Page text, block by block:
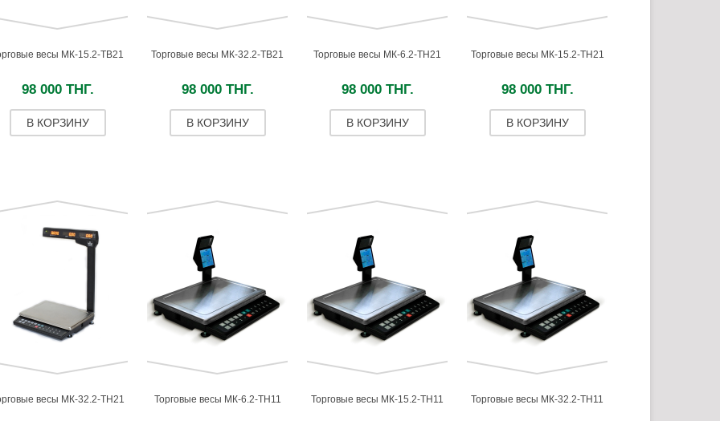
весы МК-15.2-ТВ21
98 000 ТНГ.
В КОРЗИНУ
Торговые весы МК-32.2-ТВ21
98 000 ТНГ.
В КОРЗИНУ
Торговые весы МК-6.2-ТН21
98 000 ТНГ.
В КОРЗИНУ
Торговые весы МК-15.2-ТН21
98 000 ТНГ.
В КОРЗИНУ
весы МК-32.2-ТН21 Торговые весы МК-6.2-ТН11 Торговые весы МК-15.2-ТН11 Торговые весы МК-32.2-ТН11